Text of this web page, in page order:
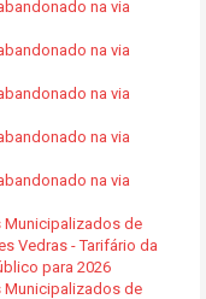
na via
na via
na via
na via
na via
Municipalizados de
Vedras - Tarifário da
para 2026
Municipalizados de